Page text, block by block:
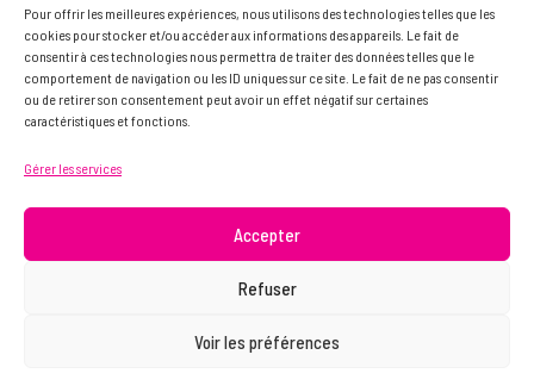
Pour offrir les meilleures expériences, nous utilisons des technologies telles que les
cookies pour stocker et/ou accéder aux informations des appareils. Le fait de
consentir à ces technologies nous permettra de traiter des données telles que le
comportement de navigation ou les ID uniques sur ce site. Le fait de ne pas consentir
ou de retirer son consentement peut avoir un effet négatif sur certaines
caractéristiques et fonctions.
Gérer les services
Accepter
Refuser
Voir les préférences
DEVENIR PARTENAIRE
POLITIQUE DE CONFIDENTIALITÉ
info@femme.hockey
© 2021 FEMME D’HOCKEY | Tous droits réservés.